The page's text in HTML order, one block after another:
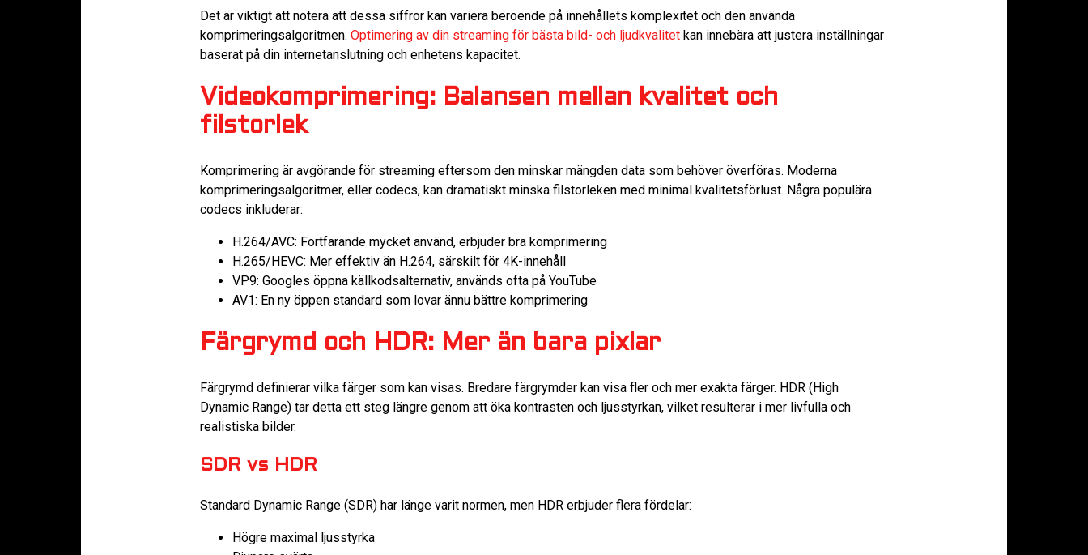
Det är viktigt att notera att dessa siffror kan variera beroende på innehållets komplexitet och den använda
komprimeringsalgoritmen. Optimering av din streaming för bästa bild- och ljudkvalitet kan innebära att justera inställningar
baserat på din internetanslutning och enhetens kapacitet.
Videokomprimering: Balansen mellan kvalitet och
filstorlek
Komprimering är avgörande för streaming eftersom den minskar mängden data som behöver överföras. Moderna
komprimeringsalgoritmer, eller codecs, kan dramatiskt minska filstorleken med minimal kvalitetsförlust. Några populära
codecs inkluderar:
H.264/AVC: Fortfarande mycket använd, erbjuder bra komprimering
H.265/HEVC: Mer effektiv än H.264, särskilt för 4K-innehåll
VP9: Googles öppna källkodsalternativ, används ofta på YouTube
AV1: En ny öppen standard som lovar ännu bättre komprimering
Färgrymd och HDR: Mer än bara pixlar
Färgrymd definierar vilka färger som kan visas. Bredare färgrymder kan visa fler och mer exakta färger. HDR (High
Dynamic Range) tar detta ett steg längre genom att öka kontrasten och ljusstyrkan, vilket resulterar i mer livfulla och
realistiska bilder.
SDR vs HDR
Standard Dynamic Range (SDR) har länge varit normen, men HDR erbjuder flera fördelar:
Högre maximal ljusstyrka